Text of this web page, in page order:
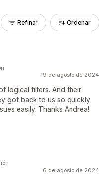
Refinar Ordenar
19 de agosto de 2024
logical filters. And their
got back to us so quickly
easily. Thanks Andrea!
6 de agosto de 2024